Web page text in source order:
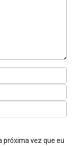
próxima vez que eu